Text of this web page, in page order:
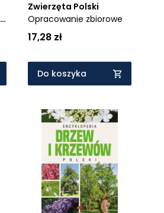
Zwierzęta Polski
Opracowanie zbiorowe
17,28 zł
Do koszyka